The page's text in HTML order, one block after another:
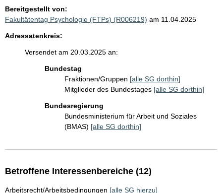
Bereitgestellt von:
Fakultätentag Psychologie (FTPs) (R006219) am 11.04.2025
Adressatenkreis:
Versendet am 20.03.2025 an:
Bundestag
Fraktionen/Gruppen [alle SG dorthin]
Mitglieder des Bundestages [alle SG dorthin]
Bundesregierung
Bundesministerium für Arbeit und Soziales
(BMAS) [alle SG dorthin]
Betroffene Interessenbereiche (12)
Arbeitsrecht/Arbeitsbedingungen [alle SG hierzu]